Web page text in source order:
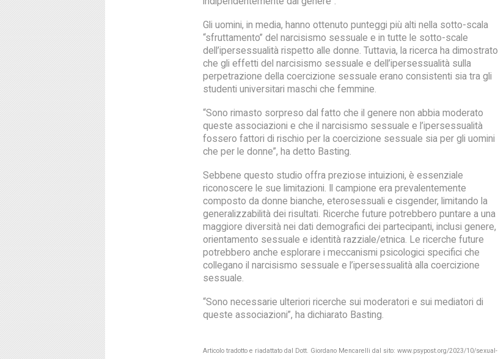
Gli uomini, in media, hanno ottenuto punteggi più alti nella sotto-scala
“sfruttamento” del narcisismo sessuale e in tutte le sotto-scale
dell’ipersessualità rispetto alle donne. Tuttavia, la ricerca ha dimostrato
che gli effetti del narcisismo sessuale e dell’ipersessualità sulla
perpetrazione della coercizione sessuale erano consistenti sia tra gli
studenti universitari maschi che femmine.
“Sono rimasto sorpreso dal fatto che il genere non abbia moderato
queste associazioni e che il narcisismo sessuale e l’ipersessualità
fossero fattori di rischio per la coercizione sessuale sia per gli uomini
che per le donne”, ha detto Basting.
Sebbene questo studio offra preziose intuizioni, è essenziale
riconoscere le sue limitazioni. Il campione era prevalentemente
composto da donne bianche, eterosessuali e cisgender, limitando la
generalizzabilità dei risultati. Ricerche future potrebbero puntare a una
maggiore diversità nei dati demografici dei partecipanti, inclusi genere,
orientamento sessuale e identità razziale/etnica. Le ricerche future
potrebbero anche esplorare i meccanismi psicologici specifici che
collegano il narcisismo sessuale e l’ipersessualità alla coercizione
sessuale.
“Sono necessarie ulteriori ricerche sui moderatori e sui mediatori di
queste associazioni”, ha dichiarato Basting.
Articolo tradotto e riadattato dal Dott. Giordano Mencarelli dal sito: www.psypost.org/2023/10/sexual-